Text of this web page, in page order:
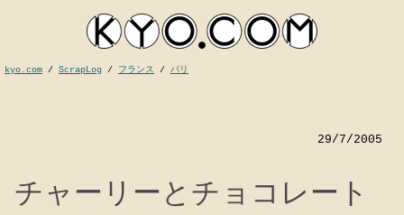
kyo.com / ScrapLog / フランス / パリ
29/7/2005
チャーリーとチョコレート